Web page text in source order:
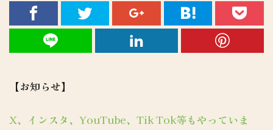
【お知らせ】
X、インスタ、YouTube、Tik Tok等もやっていま